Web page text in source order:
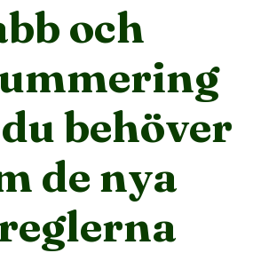
och
behöver
de nya